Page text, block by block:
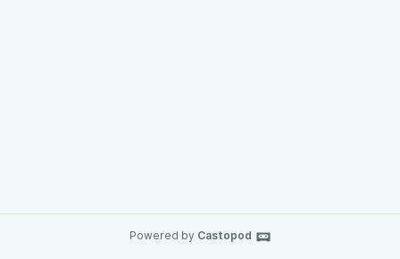
Powered by Castopod